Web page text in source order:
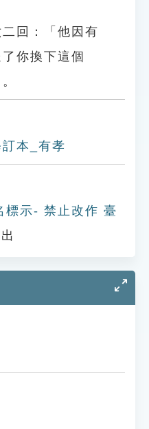
回：「他因有
你換下這個
本_有孝
標示- 禁止改作 臺